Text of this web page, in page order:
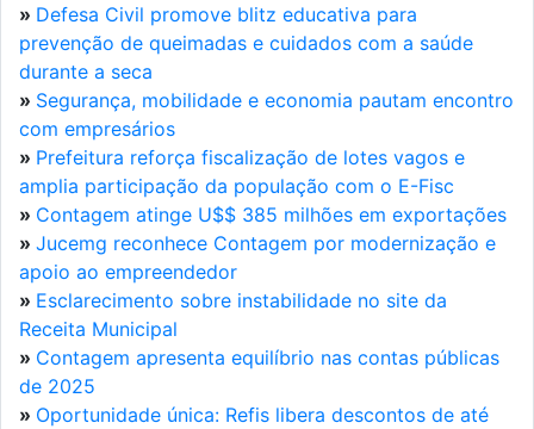
» Defesa Civil promove blitz educativa para
prevenção de queimadas e cuidados com a saúde
durante a seca
» Segurança, mobilidade e economia pautam encontro
com empresários
» Prefeitura reforça fiscalização de lotes vagos e
amplia participação da população com o E-Fisc
» Contagem atinge U$$ 385 milhões em exportações
» Jucemg reconhece Contagem por modernização e
apoio ao empreendedor
» Esclarecimento sobre instabilidade no site da
Receita Municipal
» Contagem apresenta equilíbrio nas contas públicas
de 2025
» Oportunidade única: Refis libera descontos de até